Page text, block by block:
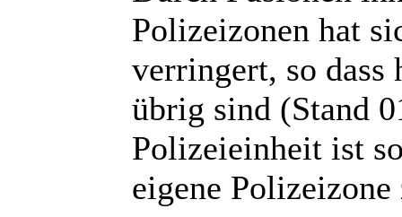
Polizeizonen hat
verringert, so dass
übrig sind (Stand
Polizeieinheit ist
eigene